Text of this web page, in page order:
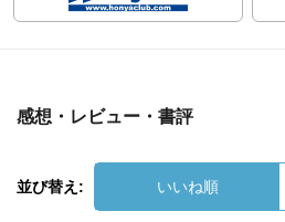
感想・レビュー・書評
並び替え: いいね順